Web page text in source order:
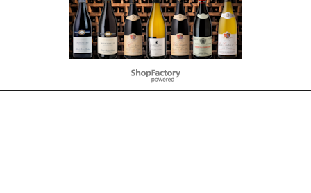
Webwinkel gemaakt met
ShopFactory webwinkel